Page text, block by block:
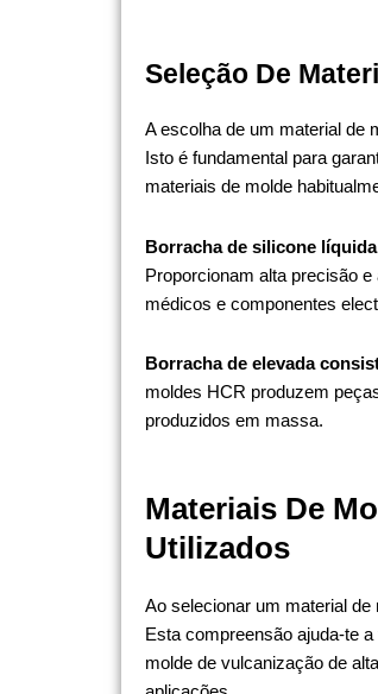
Seleção De
A escolha de um material de
Isto é fundamental para
materiais de molde
Borracha de silicone
Proporcionam alta precisão
médicos e componentes
Borracha de elevada
moldes HCR produzem
produzidos em massa.
Materiais De
Utilizados
Ao selecionar um material
Esta compreensão ajuda-te
molde de vulcanização de